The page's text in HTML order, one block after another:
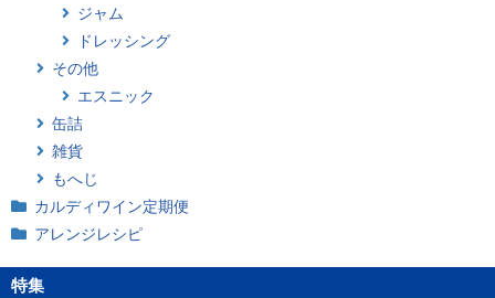
ジャム
ドレッシング
その他
エスニック
缶詰
雑貨
もへじ
カルディワイン定期便
アレンジレシピ
特集